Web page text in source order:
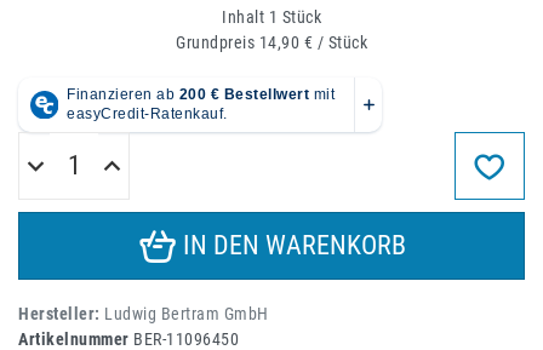
Inhalt 1 Stück
Grundpreis 14,90 € / Stück
IN DEN WARENKORB
Hersteller: Ludwig Bertram GmbH
Artikelnummer BER-11096450